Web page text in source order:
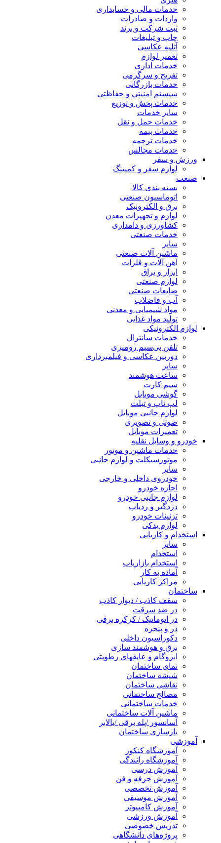
خدمات مالی و حسابداری
واردات و صادرات
ثبت شرکت و برند
چاپ و تبلیغات
آتلیه عکاسی
تعمیر لوازم
خدمات اداری
تفریح و سرگرمی
خدمات بازرگانی
سیستم امنیتی و حفاظتی
خدمات پخش و توزیع
سایر خدمات
خدمات حمل و نقل
خدمات بیمه
خدمات ترجمه
خدمات مجالس
ورزش و سفر
لوازم سفر و کمپینگ
صنعت
بسته بندی کالا
اتوماسیون صنعتی
برق و الکترونیک
لوازم و تجهیزات معدن
کشاورزی و دامداری
خدمات صنعتی
سایر
ماشین آلات صنعتی
آهن آلات و فلزات
ابزار و یراق
لوازم صنعتی
ضایعات صنعتی
آب و فاضلاب
مواد شیمیایی و معدنی
تولید مواد غذایی
لوازم الکترونیکی
خدمات سانترال
تلفن بی‌سیم رومیزی
دوربین عکاسی و فیلمبرداری
سایر
ساعت هوشمند
سیم کارت
گوشی موبایل
لپ تاپ و تبلت
لوازم جانبی موبایل
صوتی و تصویری
تعمیرات موبایل
خودرو و وسایل نقلیه
خدمات ماشین و موتور
موتورسیکلت و لوازم جانبی
سایر
خودروی داخلی و خارجی
اجاره خودرو
لوازم جانبی خودرو
دزدگیر و ردیاب
تزئینات خودرو
لوازم یدکی
استخدام و کاریابی
سایر
استخدام
استخدام بازاریاب
آماده به کار
مراکز کاریابی
ساختمان
سقف کاذب / دیوار کاذب
در ضد سرقت
در اتوماتیک / کرکره برقی
در و پنجره
دکوراسیون داخلی
برق و هوشمند سازی
ایزوگام و عایقهای رطوبتی
نمای ساختمان
شیشه ساختمان
نقاشی ساختمان
مصالح ساختمانی
خدمات ساختمانی
ماشین آلات ساختمانی
آسانسور /پله برقی /بالابر
بازسازی ساختمان
آموزشی
آموزشگاه کنکور
آموزشگاه رانندگی
آموزش درسی
آموزش حرفه و فن
آموزش تخصصی
آموزش موسیقی
آموزش کامپیوتر
آموزش ورزشی
تدریس خصوصی
پروژه‌های دانشگاهی